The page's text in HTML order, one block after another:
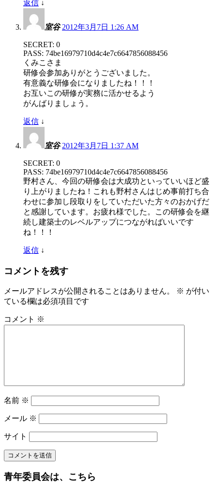
返信 ↓
室谷 2012年3月7日 1:26 AM
SECRET: 0
PASS: 74be16979710d4c4e7c6647856088456
くみこさま
研修会参加ありがとうございました。
有意義な研修会になりましたね！！！
お互いこの研修が実務に活かせるよう
がんばりましょう。
返信 ↓
室谷 2012年3月7日 1:37 AM
SECRET: 0
PASS: 74be16979710d4c4e7c6647856088456
野村さん、今回の研修会は大成功といっていいほど盛
り上がりましたね！これも野村さんはじめ事前打ち合
わせに参加し段取りをしていただいた方々のおかげだ
と感謝しています。お疲れ様でした。この研修会を継
続し建築士のレベルアップにつながればいいです
ね！！！
返信 ↓
コメントを残す
メールアドレスが公開されることはありません。 ※ が付い
ている欄は必須項目です
コメント ※
名前 ※
メール ※
サイト
青年委員会は、こちら